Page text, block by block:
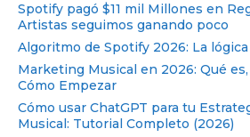
Spotify pagó $11 mil Millones en
Artistas seguimos ganando poco
Algoritmo de Spotify 2026: La
Marketing Musical en 2026: Qué
Cómo Empezar
Cómo usar ChatGPT para tu
Musical: Tutorial Completo (2026)